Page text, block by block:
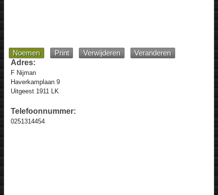
Noemen Print Verwijderen
Veranderen
Adres:
F Nijman
Haverkamplaan 9
Uitgeest 1911 LK
Telefoonnummer:
0251314454